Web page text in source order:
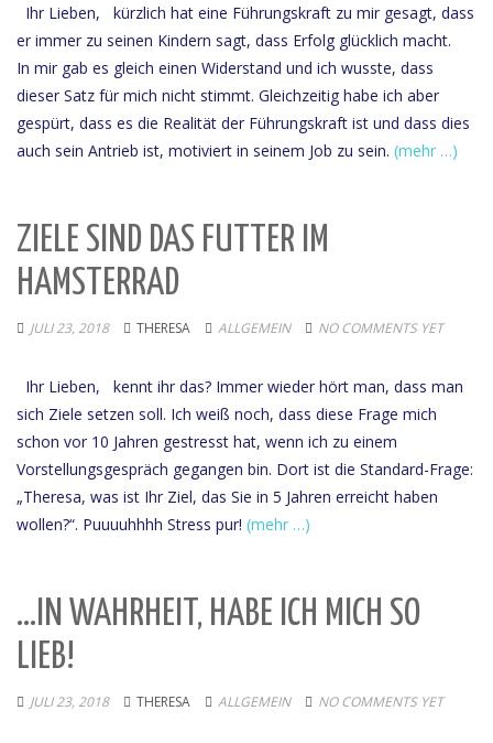
Ihr Lieben, kürzlich hat eine Führungskraft zu mir gesagt, dass
er immer zu seinen Kindern sagt, dass Erfolg glücklich macht.
In mir gab es gleich einen Widerstand und ich wusste, dass
dieser Satz für mich nicht stimmt. Gleichzeitig habe ich aber
gespürt, dass es die Realität der Führungskraft ist und dass dies
auch sein Antrieb ist, motiviert in seinem Job zu sein. (mehr …)
ZIELE SIND DAS FUTTER IM
HAMSTERRAD
JULI 23, 2018 THERESA ALLGEMEIN NO COMMENTS YET
Ihr Lieben, kennt ihr das? Immer wieder hört man, dass man
sich Ziele setzen soll. Ich weiß noch, dass diese Frage mich
schon vor 10 Jahren gestresst hat, wenn ich zu einem
Vorstellungsgespräch gegangen bin. Dort ist die Standard-Frage:
„Theresa, was ist Ihr Ziel, das Sie in 5 Jahren erreicht haben
wollen?“. Puuuuhhhh Stress pur! (mehr …)
…IN WAHRHEIT, HABE ICH MICH SO
LIEB!
JULI 23, 2018 THERESA ALLGEMEIN NO COMMENTS YET